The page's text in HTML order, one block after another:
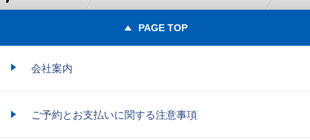
PAGE TOP
会社案内
ご予約とお支払いに関する注意事項